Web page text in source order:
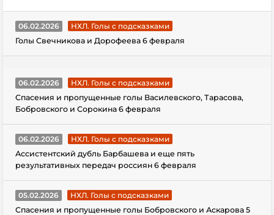
06.02.2026
НХЛ. Голы с подсказками
Голы Свечникова и Дорофеева 6 февраля
06.02.2026
НХЛ. Голы с подсказками
Спасения и пропущенные голы Василевского, Тарасова,
Бобровского и Сорокина 6 февраля
06.02.2026
НХЛ. Голы с подсказками
Ассистентский дубль Барбашева и еще пять
результативных передач россиян 6 февраля
05.02.2026
НХЛ. Голы с подсказками
Спасения и пропущенные голы Бобровского и Аскарова 5